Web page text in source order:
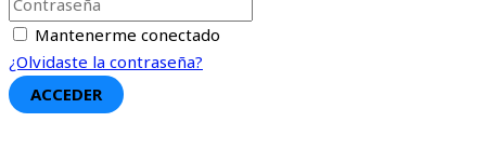
Mantenerme conectado
¿Olvidaste la contraseña?
ACCEDER